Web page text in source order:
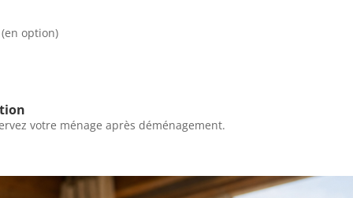
option)
votre ménage après déménagement.